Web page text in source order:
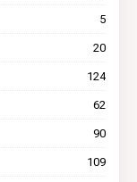
5
20
124
62
90
109